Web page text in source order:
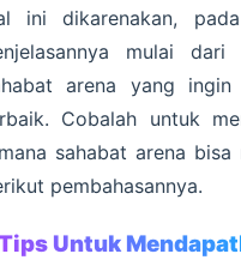
ini dikarenakan,
mulai
arena yang
Cobalah untuk
sahabat arena
pembahasannya.
Untuk